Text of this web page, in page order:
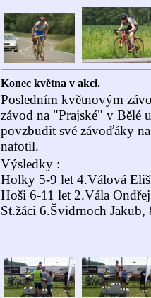
Konec května v akci.
Posledním květnovým
závod na "Prajské" v Bělé
povzbudit své závoďáky
nafotil.
Výsledky :
Holky 5-9 let 4.Válová
Hoši 6-11 let 2.Vála
St.žáci 6.Švidrnoch Jakub,